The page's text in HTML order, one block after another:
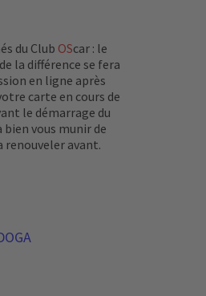
du Club OScar : le
la différence se fera
en ligne après
carte en cours de
le démarrage du
bien vous munir de
renouveler avant.